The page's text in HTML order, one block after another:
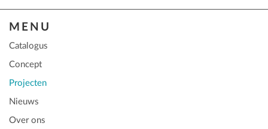
MENU
Catalogus
Concept
Projecten
Nieuws
Over ons